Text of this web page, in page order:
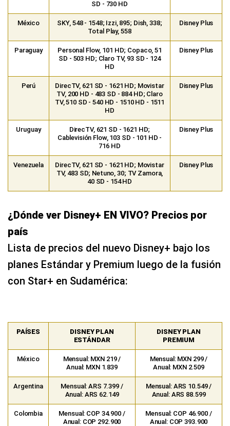
SD - 730 HD
México
SKY, 548 - 1548; Izzi, 895; Dish, 338;
Total Play, 558
Disney Plus
Paraguay
Personal Flow, 101 HD; Copaco, 51
SD - 503 HD; Claro TV, 93 SD - 124
HD
Disney Plus
Perú
DirecTV, 621 SD - 1621 HD; Movistar
TV, 200 HD - 483 SD - 884 HD; Claro
TV, 510 SD - 540 HD - 1510 HD - 1511
HD
Disney Plus
Uruguay
DirecTV, 621 SD - 1621 HD;
Cablevisión Flow, 103 SD - 101 HD -
716 HD
Disney Plus
Venezuela
DirecTV, 621 SD - 1621 HD; Movistar
TV, 483 SD; Netuno, 30; TV Zamora,
40 SD - 154 HD
Disney Plus
¿Dónde ver Disney+ EN VIVO? Precios por
país
Lista de precios del nuevo Disney+ bajo los
planes Estándar y Premium luego de la fusión
con Star+ en Sudamérica:
PAÍSES
DISNEY PLAN
ESTÁNDAR
DISNEY PLAN
PREMIUM
México
Mensual: MXN 219 /
Anual: MXN 1.839
Mensual: MXN 299 /
Anual: MXN 2.509
Argentina
Mensual: ARS 7.399 /
Anual: ARS 62.149
Mensual: ARS 10.549 /
Anual: ARS 88.599
Colombia
Mensual: COP 34.900 /
Anual: COP 292.900
Mensual: COP 46.900 /
Anual: COP 393.900